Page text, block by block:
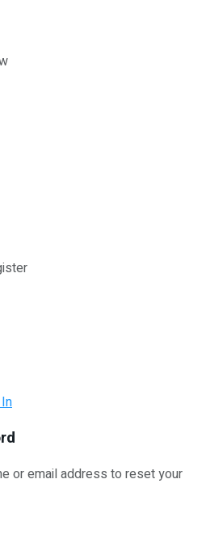
or email address to reset your